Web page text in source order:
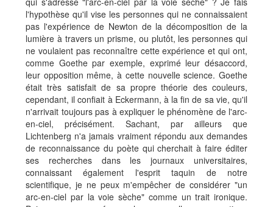
l'hypothèse qu'il vise les personnes qui ne connaissaient
pas l'expérience de Newton de la décomposition de la
lumière à travers un prisme, ou plutôt, les personnes qui
ne voulaient pas reconnaître cette expérience et qui ont,
comme Goethe par exemple, exprimé leur désaccord,
leur opposition même, à cette nouvelle science. Goethe
était très satisfait de sa propre théorie des couleurs,
cependant, il confiait à Eckermann, à la fin de sa vie, qu'il
n'arrivait toujours pas à expliquer le phénomène de l'arc-
en-ciel, précisément. Sachant, par ailleurs que
Lichtenberg n'a jamais vraiment répondu aux demandes
de reconnaissance du poète qui cherchait à faire éditer
ses recherches dans les journaux universitaires,
connaissant également l'esprit taquin de notre
scientifique, je ne peux m'empêcher de considérer "un
arc-en-ciel par la voie sèche" comme un trait ironique.